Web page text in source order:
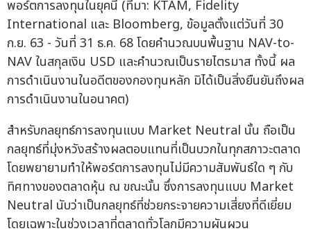
พอร์ตการลงทุนในยุคนี้ (ที่มา: KTAM, Fidelity
International และ Bloomberg, ข้อมูลตั้งแต่วันที่ 30
ก.ย. 63 - วันที่ 31 ธ.ค. 68 โดยคำนวณบนพื้นฐาน NAV-to-
NAV ในสกุลเงิน USD และคำนวณเป็นรายไตรมาส ทั้งนี้ ผล
การดำเนินงานในอดีตของกองทุนหลัก มิได้เป็นสิ่งยืนยันถึงผล
การดำเนินงานในอนาคต)
สำหรับกลยุทธ์การลงทุนแบบ Market Neutral นั้น ถือเป็น
กลยุทธ์ที่มุ่งหวังสร้างผลตอบแทนที่เป็นบวกในทุกสภาวะตลาด
โดยพยายามทำให้พอร์ตการลงทุนไม่มีความสัมพันธ์ใด ๆ กับ
ทิศทางของตลาดหุ้น ณ ขณะนั้น ซึ่งการลงทุนแบบ Market
Neutral นับว่าเป็นกลยุทธ์ที่ช่วยกระจายความเสี่ยงที่ดีเยี่ยม
โดยเฉพาะในช่วงเวลาที่ตลาดทั่วโลกมีความผันผวน